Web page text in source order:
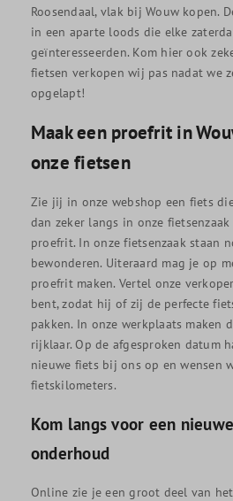
Roosendaal, vlak bij Wouw kopen.
in een aparte loods die elke
geïnteresseerden. Kom hier ook
fietsen verkopen wij pas nadat we
opgelapt!
Maak een proefrit in
onze fietsen
Zie jij in onze webshop een fiets
dan zeker langs in onze
proefrit. In onze fietsenzaak staan
bewonderen. Uiteraard mag je op
proefrit maken. Vertel onze
bent, zodat hij of zij de perfecte
pakken. In onze werkplaats maken
rijklaar. Op de afgesproken datum
nieuwe fiets bij ons op en wensen
fietskilometers.
Kom langs voor een
onderhoud
Online zie je een groot deel van